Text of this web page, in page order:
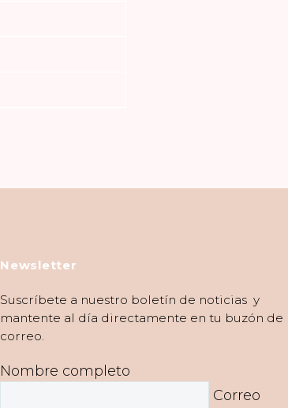
Newsletter
Suscríbete a nuestro boletín de noticias y
mantente al día directamente en tu buzón de
correo.
Nombre completo
Correo